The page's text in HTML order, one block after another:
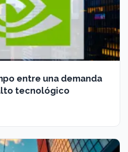
entre una demanda
tecnológico